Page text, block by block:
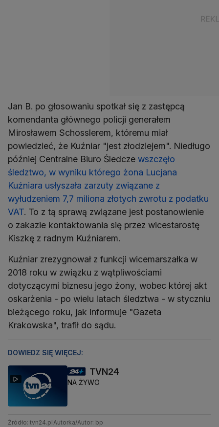
Jan B. po głosowaniu spotkał się z zastępcą
komendanta głównego policji generałem
Mirosławem Schosslerem, któremu miał
powiedzieć, że Kuźniar "jest złodziejem". Niedługo
później Centralne Biuro Śledcze wszczęło
śledztwo, w wyniku którego żona Lucjana
Kuźniara usłyszała zarzuty związane z
wyłudzeniem 7,7 miliona złotych zwrotu z podatku
VAT. To z tą sprawą związane jest postanowienie
o zakazie kontaktowania się przez wicestarostę
Kiszkę z radnym Kuźniarem.
Kuźniar zrezygnował z funkcji wicemarszałka w
2018 roku w związku z wątpliwościami
dotyczącymi biznesu jego żony, wobec której akt
oskarżenia - po wielu latach śledztwa - w styczniu
bieżącego roku, jak informuje "Gazeta
Krakowska", trafił do sądu.
DOWIEDZ SIĘ WIĘCEJ:
TVN24
NA ŻYWO
Źródło: tvn24.plAutorka/Autor: bp